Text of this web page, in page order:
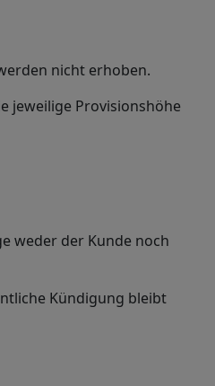
nicht erhoben.
jeweilige Provisionshöhe
weder der Kunde noch
Kündigung bleibt